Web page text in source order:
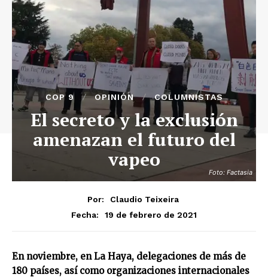
Foto: Factasia
COP 9 OPINIÓN COLUMNISTAS
El secreto y la exclusión
amenazan el futuro del
vapeo
Por:
Claudio Teixeira
Fecha:
19 de febrero de 2021
En noviembre, en La Haya, delegaciones de más de
180 países, así como organizaciones internacionales